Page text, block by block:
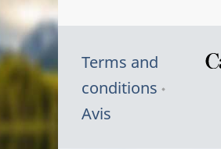
Terms and
conditions
Avis